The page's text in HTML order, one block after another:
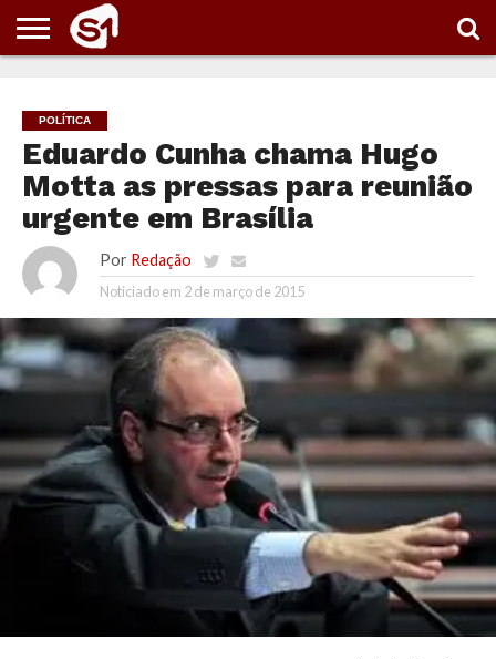
POLÍTICA
Eduardo Cunha chama Hugo
Motta as pressas para reunião
urgente em Brasília
Por Redação
Noticiado em 2 de março de 2015